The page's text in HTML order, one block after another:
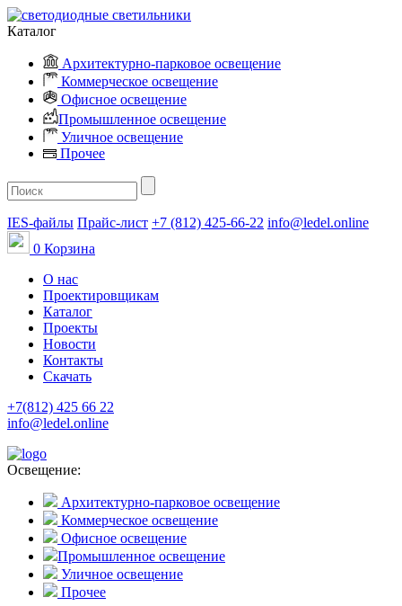
Каталог
Архитектурно-парковое освещение
Коммерческое освещение
Офисное освещение
Промышленное освещение
Уличное освещение
Прочее
IES-файлы Прайс-лист +7 (812) 425-66-22 info@ledel.online
0 Корзина
О нас
Проектировщикам
Каталог
Проекты
Новости
Контакты
Скачать
+7(812) 425 66 22
info@ledel.online
Освещение:
Архитектурно-парковое освещение
Коммерческое освещение
Офисное освещение
Промышленное освещение
Уличное освещение
Прочее